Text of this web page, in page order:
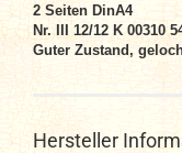
2 Seiten DinA4
Nr. III 12/12 K 00310
Guter Zustand,
Hersteller